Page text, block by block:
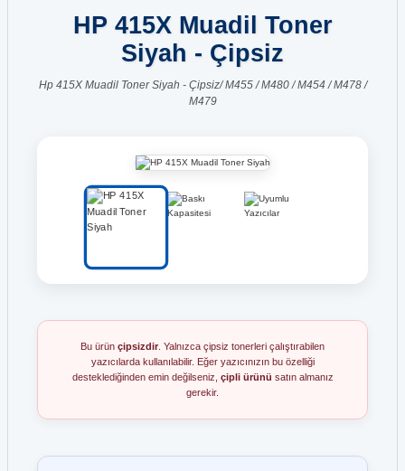
HP 415X Muadil Toner
Siyah - Çipsiz
Hp 415X Muadil Toner Siyah - Çipsiz/ M455 / M480 / M454 / M478 /
M479
Bu ürün çipsizdir . Yalnızca çipsiz tonerleri çalıştırabilen
yazıcılarda kullanılabilir. Eğer yazıcınızın bu özelliği
desteklediğinden emin değilseniz, çipli ürünü satın almanız
gerekir.